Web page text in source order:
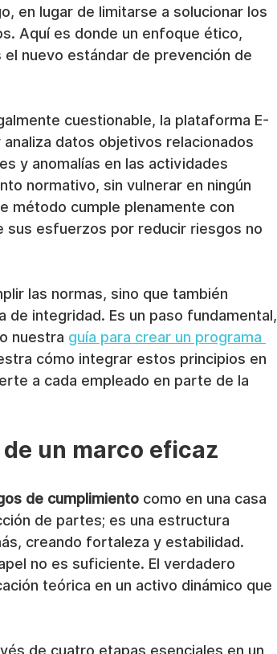
en lugar de limitarse a solucionar los
Aquí es donde un enfoque ético,
nuevo estándar de prevención de
cuestionable, la plataforma E-
datos objetivos relacionados
y anomalías en las actividades
normativo, sin vulnerar en ningún
método cumple plenamente con
sus esfuerzos por reducir riesgos no
las normas, sino que también
integridad. Es un paso fundamental,
nuestra guía para crear un programa
cómo integrar estos principios en
a cada empleado en parte de la
un marco eficaz
de cumplimiento como en una casa
de partes; es una estructura
creando fortaleza y estabilidad.
no es suficiente. El verdadero
teórica en un activo dinámico que
de cuatro etapas esenciales en un